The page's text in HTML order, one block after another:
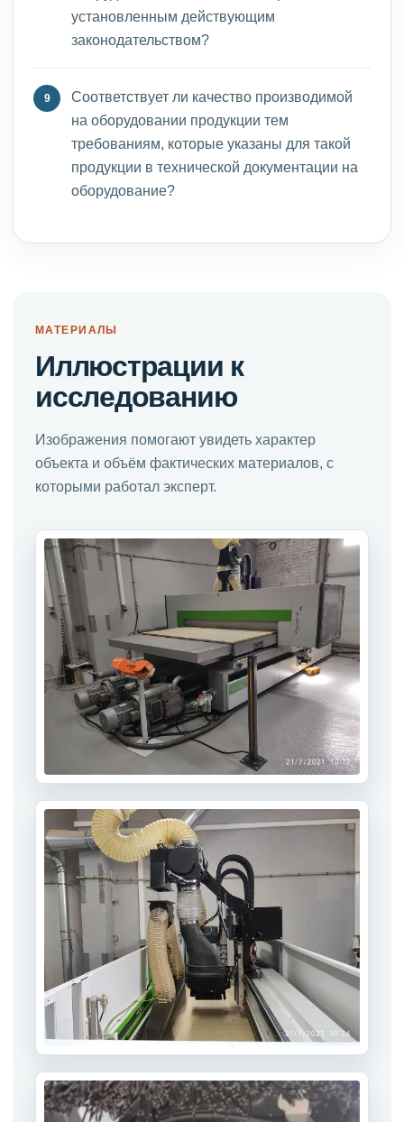
установленным действующим
законодательством?
Соответствует ли качество производимой
на оборудовании продукции тем
требованиям, которые указаны для такой
продукции в технической документации на
оборудование?
МАТЕРИАЛЫ
Иллюстрации к
исследованию
Изображения помогают увидеть характер
объекта и объём фактических материалов, с
которыми работал эксперт.